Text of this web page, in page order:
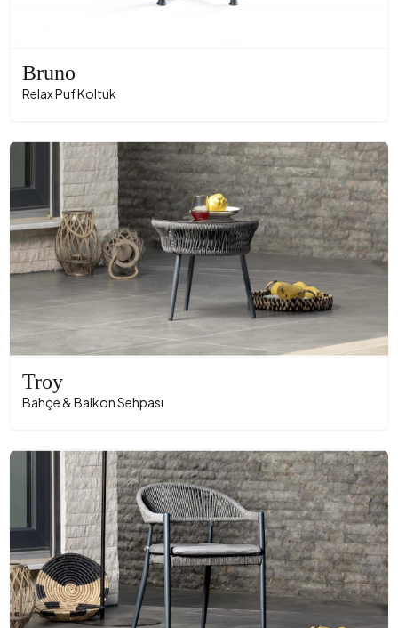
Bruno
Relax Puf Koltuk
Troy
Bahçe & Balkon Sehpası